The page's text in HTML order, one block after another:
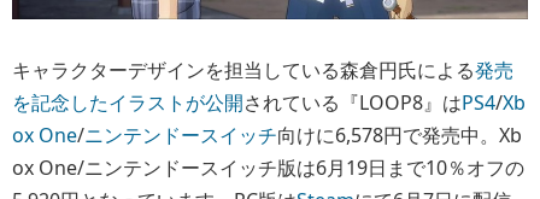
キャラクターデザインを担当している森倉円氏による発売
を記念したイラストが公開されている『LOOP8』はPS4/Xb
ox One/ニンテンドースイッチ向けに6,578円で発売中。Xb
ox One/ニンテンドースイッチ版は6月19日まで10％オフの